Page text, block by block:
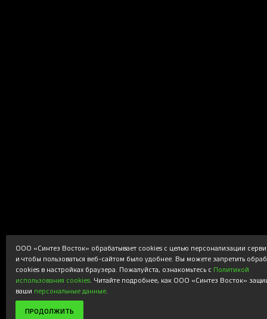
ООО «Синтез Восток» обрабатывает cookies с целью персонализации
и чтобы пользоваться веб-сайтом было удобнее. Вы можете запретить
cookies в настройках браузера. Пожалуйста, ознакомьтесь с Политикой
использования cookies . Читайте подробнее, как ООО «Синтез Восток»
ваши персональные данные
ПРОДОЛЖИТЬ